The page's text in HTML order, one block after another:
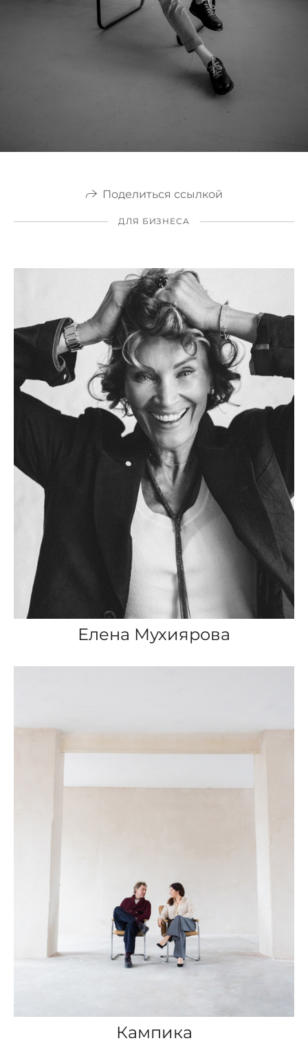
Поделиться ссылкой
ДЛЯ БИЗНЕСА
Елена Мухиярова
Кампика